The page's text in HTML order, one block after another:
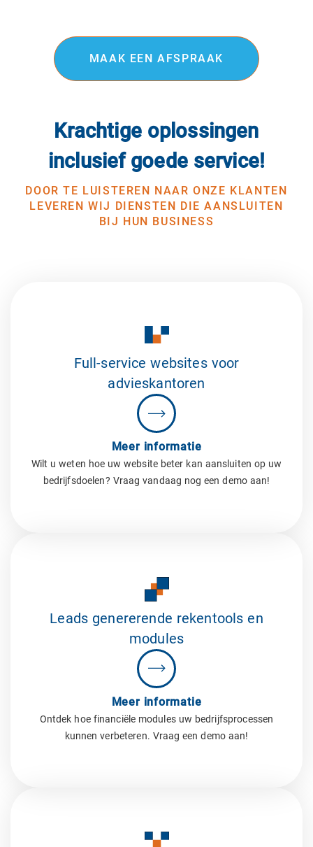
MAAK EEN AFSPRAAK
Krachtige oplossingen
inclusief goede service!
DOOR TE LUISTEREN NAAR ONZE KLANTEN
LEVEREN WIJ DIENSTEN DIE AANSLUITEN
BIJ HUN BUSINESS
Full-service websites voor
advieskantoren
Meer informatie
Wilt u weten hoe uw website beter kan aansluiten op uw
bedrijfsdoelen? Vraag vandaag nog een demo aan!
Leads genererende rekentools en
modules
Meer informatie
Ontdek hoe financiële modules uw bedrijfsprocessen
kunnen verbeteren. Vraag een demo aan!